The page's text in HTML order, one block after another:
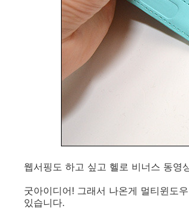
웹서핑도 하고 싶고 헬로 비너스 동영
굿아이디어! 그래서 나온게 멀티윈도
있습니다.